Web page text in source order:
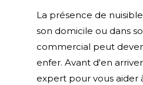
La présence de
son domicile ou dans
commercial peut
enfer. Avant d'en
expert pour vous aider